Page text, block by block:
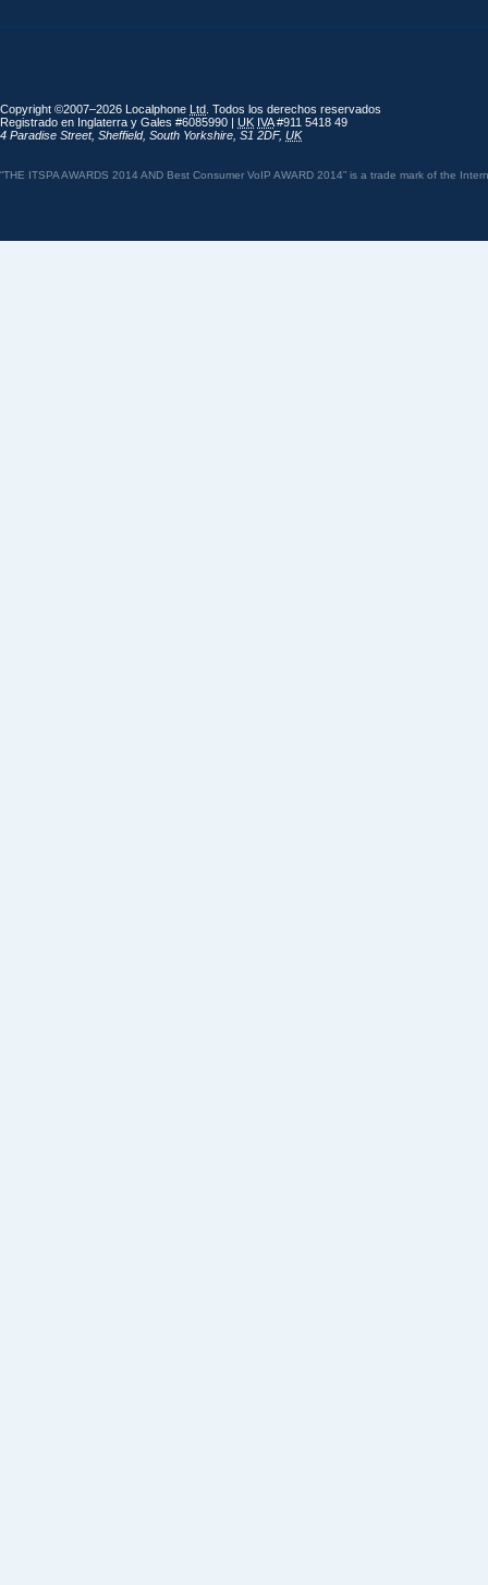
Copyright ©2007–2026 Localphone Ltd . Todos los derechos reservados
Registrado en Inglaterra y Gales #6085990 | UK IVA#911 5418 49
4 Paradise Street, Sheffield, South Yorkshire S1 2DF, UK
“THE ITSPA AWARDS 2014 AND Best Consumer VoIP AWARD 2014” is a trade mark of the